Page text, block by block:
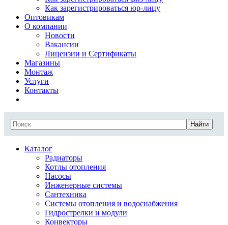
Как зарегистрироваться юр-лицу
Оптовикам
О компании
Новости
Вакансии
Лицензии и Сертификаты
Магазины
Монтаж
Услуги
Контакты
Найти
Каталог
Радиаторы
Котлы отопления
Насосы
Инженерные системы
Сантехника
Системы отопления и водоснабжения
Гидрострелки и модули
Конвекторы